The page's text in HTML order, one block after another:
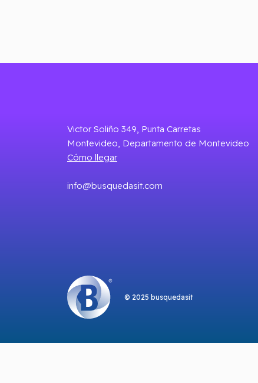
Victor Soliño 349, Punta Carretas
Montevideo, Departamento de Montevideo
Cómo llegar
info@busquedasit.com
© 2025 busquedasit